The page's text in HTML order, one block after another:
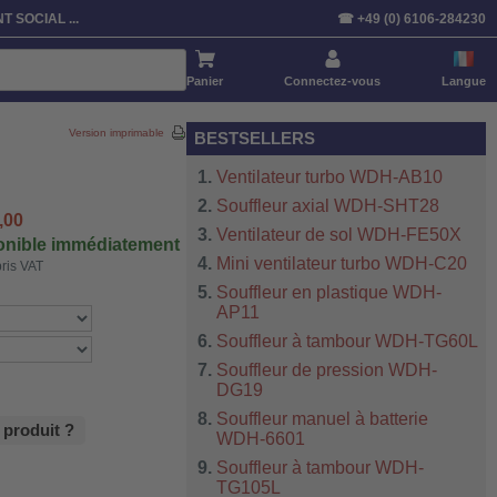
SOCIAL ... ☎ +49 (0) 6106-284230
Panier Connectez-vous Langue
Version imprimable
immédiatement
VAT
produit ?
BESTSELLERS
Ventilateur turbo WDH-AB10
Souffleur axial WDH-SHT28
Ventilateur de sol WDH-FE50X
Mini ventilateur turbo WDH-C20
Souffleur en plastique WDH-
AP11
Souffleur à tambour WDH-TG60L
Souffleur de pression WDH-
DG19
Souffleur manuel à batterie
WDH-6601
Souffleur à tambour WDH-
TG105L